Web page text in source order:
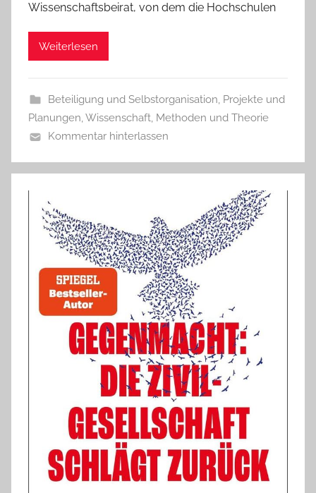
Wissenschaftsbeirat, von dem die Hochschulen
Weiterlesen
Beteiligung und Selbstorganisation, Projekte und
Planungen,Wissenschaft, Methoden und Theorie
Kommentar hinterlassen